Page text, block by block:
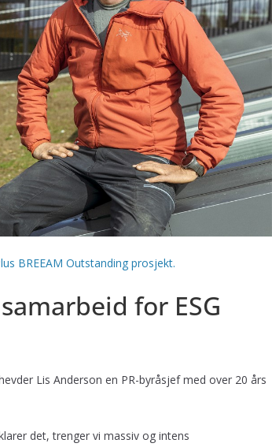
BREEAM Outstanding prosjekt.
for ESG
Lis Anderson en PR-byråsjef med over 20 års
det, trenger vi massiv og intens